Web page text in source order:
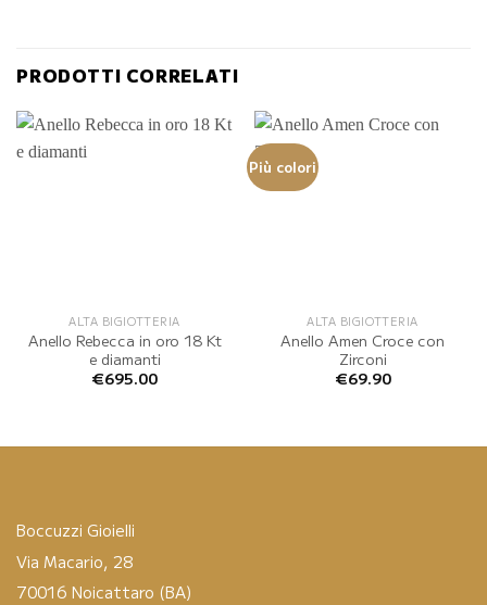
PRODOTTI CORRELATI
ALTA BIGIOTTERIA
Anello Rebecca in oro 18 Kt
e diamanti
€695.00
Più colori
ALTA BIGIOTTERIA
Anello Amen Croce con
Zirconi
€69.90
Boccuzzi Gioielli
Via Macario, 28
70016 Noicattaro (BA)